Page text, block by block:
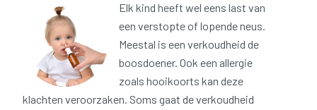
Elk kind heeft wel eens last van
een verstopte of lopende neus.
Meestal is een verkoudheid de
boosdoener. Ook een allergie
zoals hooikoorts kan deze
klachten veroorzaken. Soms gaat de verkoudheid